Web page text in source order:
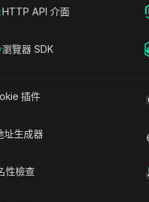
廣告投放
帳號共享
插件
址生成器
性檢查
HTTP API 介面
瀏覽器 SDK
享 Fleak
和
以在多個設備之間共享！享
的免費計劃，還是擁有 50
力，輕鬆分享您的 Fleak 帳